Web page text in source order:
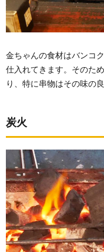
金ちゃんの食材はバンコ
仕入れてきます。そのた
り、特に串物はその味の
炭火